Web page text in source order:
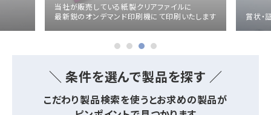
紙製クリア
119×277 92×235 110×220
当社が販売している紙製クリアファイルに
最新鋭のオンデマンド印刷機にて印刷いたします
賞状・
＼ 条件を選んで製品を探す ／
こだわり製品検索を使うとお求めの製品が